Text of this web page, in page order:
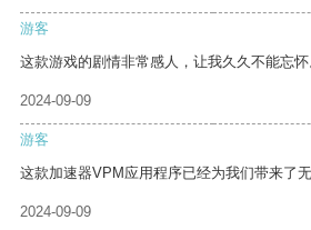
游客
这款游戏的剧情非常感人，让我久久不能忘怀
2024-09-09
游客
这款加速器VPM应用程序已经为我们带来了无
2024-09-09